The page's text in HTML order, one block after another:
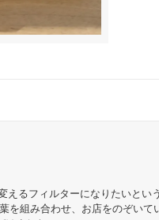
えるフィルターになりたいとい
を組み合わせ、お店をのぞいて